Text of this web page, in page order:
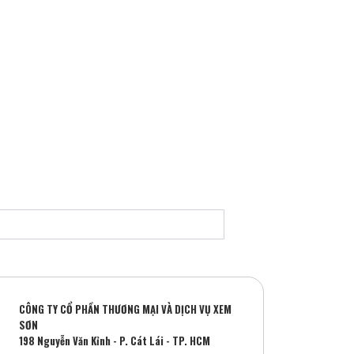
CÔNG TY CỔ PHẦN THƯƠNG MẠI VÀ DỊCH VỤ XEM
SƠN
198 Nguyễn Văn Kỉnh - P. Cát Lái - TP. HCM